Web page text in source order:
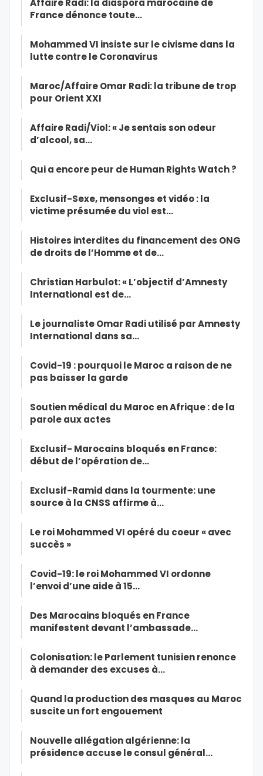
Affaire Radi: la diaspora marocaine de
France dénonce toute…
Mohammed VI insiste sur le civisme dans la
lutte contre le Coronavirus
Maroc/Affaire Omar Radi: la tribune de trop
pour Orient XXI
Affaire Radi/Viol: « Je sentais son odeur
d’alcool, sa…
Qui a encore peur de Human Rights Watch ?
Exclusif-Sexe, mensonges et vidéo : la
victime présumée du viol est…
Histoires interdites du financement des ONG
de droits de l’Homme et de…
Christian Harbulot: « L’objectif d’Amnesty
International est de…
Le journaliste Omar Radi utilisé par Amnesty
International dans sa…
Covid-19 : pourquoi le Maroc a raison de ne
pas baisser la garde
Soutien médical du Maroc en Afrique : de la
parole aux actes
Exclusif- Marocains bloqués en France:
début de l’opération de…
Exclusif-Ramid dans la tourmente: une
source à la CNSS affirme à…
Le roi Mohammed VI opéré du coeur « avec
succès »
Covid-19: le roi Mohammed VI ordonne
l’envoi d’une aide à 15…
Des Marocains bloqués en France
manifestent devant l’ambassade…
Colonisation: le Parlement tunisien renonce
à demander des excuses à…
Quand la production des masques au Maroc
suscite un fort engouement
Nouvelle allégation algérienne: la
présidence accuse le consul général…